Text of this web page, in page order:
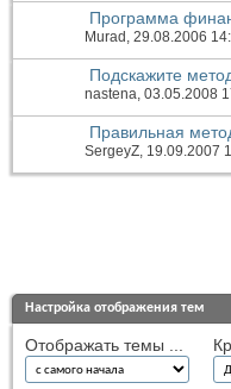
Программа
Murad , 29.08.2006
Подскажите
nastena, 03.05.2008
Правильная
SergeyZ, 19.09.2007
Настройка отображения тем
Отображать темы ...